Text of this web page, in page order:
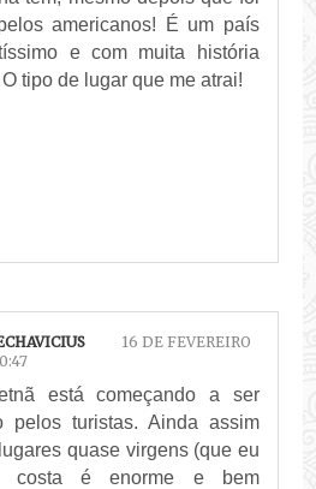
americanos! É um país
e com muita história
tipo de lugar que me atrai!
16 DE FEVEREIRO
está começando a ser
pelos turistas. Ainda assim
quase virgens (que eu
costa é enorme e bem